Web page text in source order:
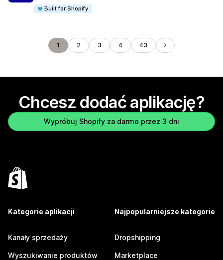
Built for Shopify
1 2 3 4 43
Chcesz dodać aplikację?
Wypróbuj Shopify za darmo przez 3 dni
Kategorie aplikacji
Kanały sprzedaży
Wyszukiwanie produktów
Najpopularniejsze kategorie
Dropshipping
Marketplace